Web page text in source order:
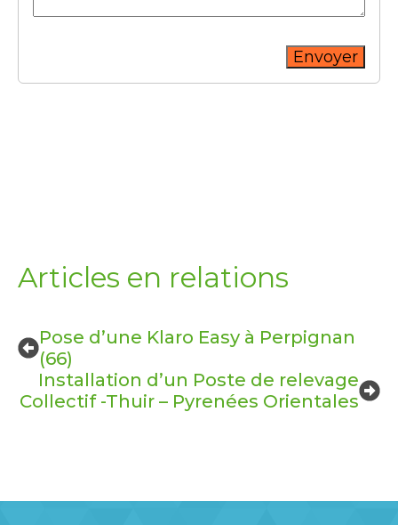
Envoyer
Articles en relations
Pose d’une Klaro Easy à Perpignan
(66)
Installation d’un Poste de relevage
Collectif -Thuir – Pyrenées Orientales